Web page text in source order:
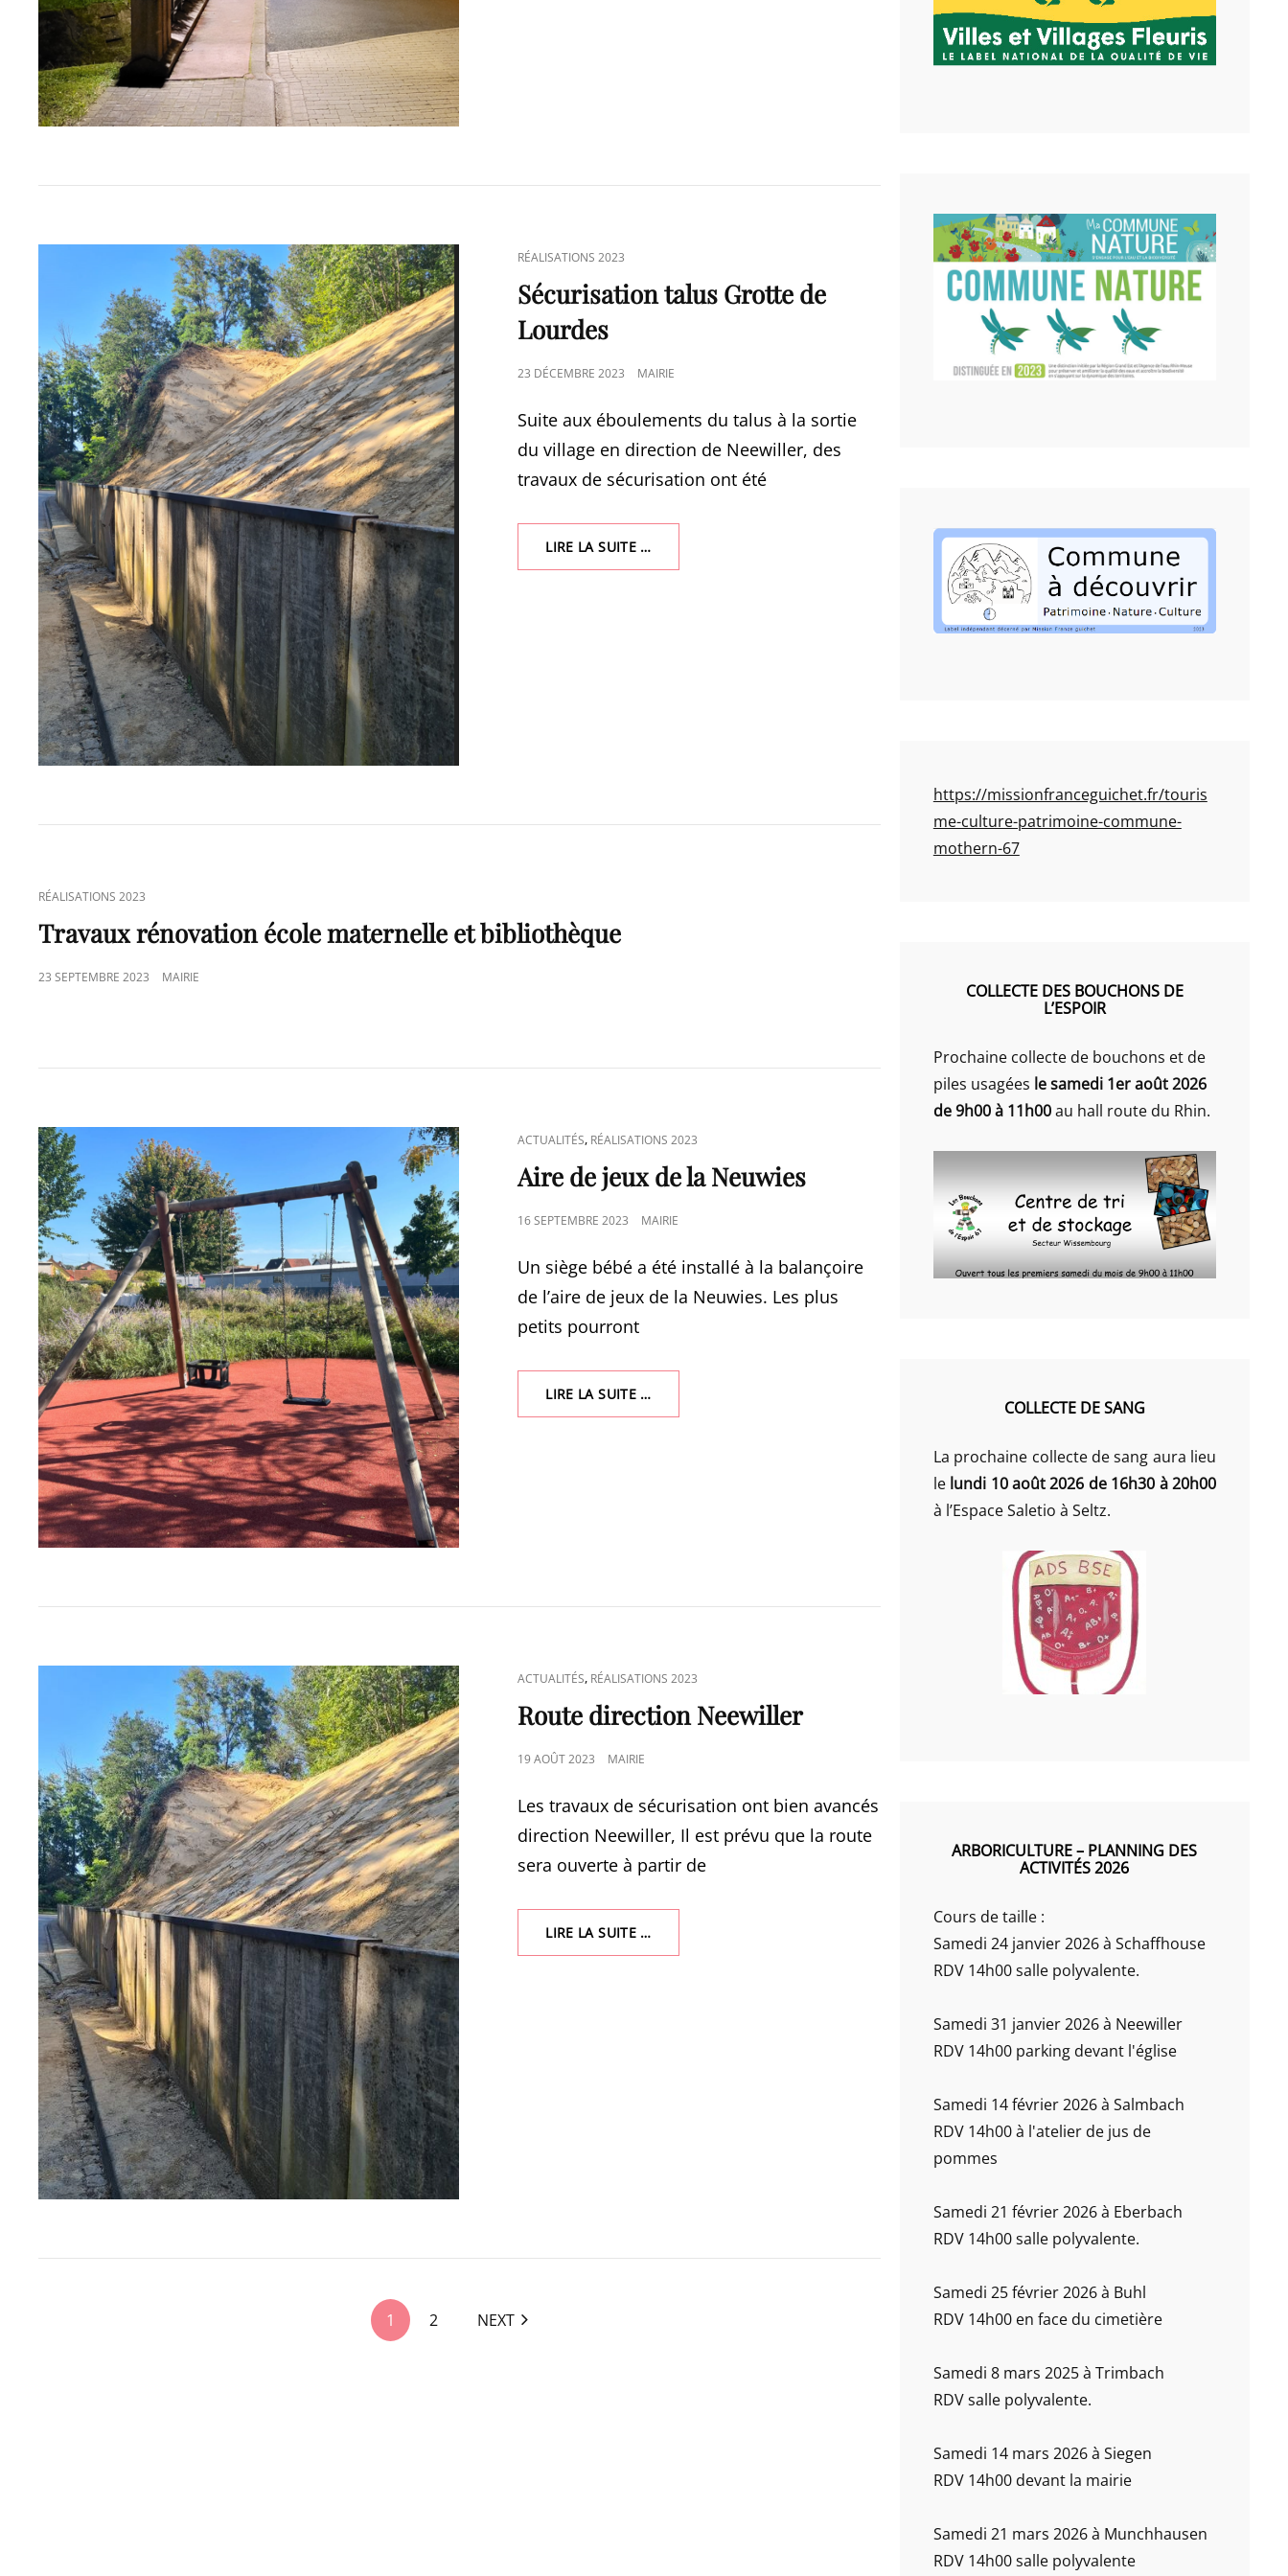
CAT
LINKS
RÉALISATIONS 2023
Sécurisation talus Grotte de
Lourdes
POSTED
23 DÉCEMBRE 2023 MAIRIE
Suite aux éboulements du talus à la sortie
du village en direction de Neewiller, des
travaux de sécurisation ont été
LIRE LA SUITE …SÉCURISATION
TALUS
CAT
LINKS
RÉALISATIONS 2023
Travaux rénovation école maternelle et bibliothèque
POSTED
23 SEPTEMBRE 2023 MAIRIE
CAT
LINKS
ACTUALITÉS, RÉALISATIONS 2023
Aire de jeux de la Neuwies
POSTED
16 SEPTEMBRE 2023 MAIRIE
Un siège bébé a été installé à la balançoire
de l’aire de jeux de la Neuwies. Les plus
petits pourront
LIRE LA SUITE …AIRE
DE
CAT
LINKS
ACTUALITÉS, RÉALISATIONS 2023
Route direction Neewiller
POSTED
19 AOÛT 2023 MAIRIE
Les travaux de sécurisation ont bien avancés
direction Neewiller, Il est prévu que la route
sera ouverte à partir de
LIRE LA SUITE …ROUTE
DIRECTION
1 2 NEXT
https://missionfranceguichet.fr/touris
me-culture-patrimoine-commune-
mothern-67
COLLECTE DES BOUCHONS DE
L’ESPOIR
Prochaine collecte de bouchons et de
piles usagées le samedi 1er août 2026
de 9h00 à 11h00au hall route du Rhin.
COLLECTE DE SANG
La prochaine collecte de sang aura lieu
le lundi 10 août 2026 de 16h30 à 20h00
à l’Espace Saletio à Seltz.
ARBORICULTURE – PLANNING DES
ACTIVITÉS 2026
Cours de taille :
Samedi 24 janvier 2026 à Schaffhouse
RDV 14h00 salle polyvalente.
Samedi 31 janvier 2026 à Neewiller
RDV 14h00 parking devant l'église
Samedi 14 février 2026 à Salmbach
RDV 14h00 à l'atelier de jus de
pommes
Samedi 21 février 2026 à Eberbach
RDV 14h00 salle polyvalente.
Samedi 25 février 2026 à Buhl
RDV 14h00 en face du cimetière
Samedi 8 mars 2025 à Trimbach
RDV salle polyvalente.
Samedi 14 mars 2026 à Siegen
RDV 14h00 devant la mairie
Samedi 21 mars 2026 à Munchhausen
RDV 14h00 salle polyvalente